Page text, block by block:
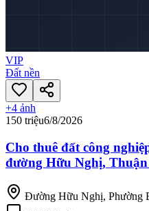
VIP
Đất nền
+4 ảnh
150 triệu6/8/2026
Cho thuê đất công
đường Hữu Nghị,
Đường Hữu Nghị, Phường